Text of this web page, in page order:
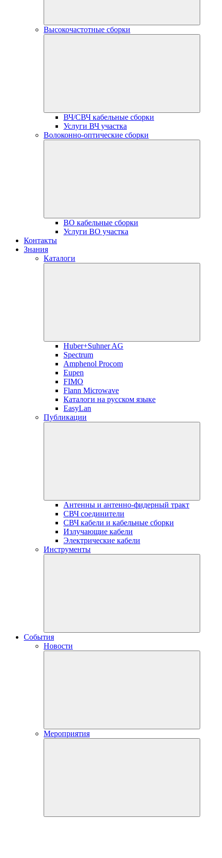
Высокочастотные сборки
ВЧ/СВЧ кабельные сборки
Услуги ВЧ участка
Волоконно-оптические сборки
ВО кабельные сборки
Услуги ВО участка
Контакты
Знания
Каталоги
Huber+Suhner AG
Spectrum
Amphenol Procom
Eupen
FIMO
Flann Microwave
Каталоги на русском языке
EasyLan
Публикации
Антенны и антенно-фидерный тракт
СВЧ соединители
СВЧ кабели и кабельные сборки
Излучающие кабели
Электрические кабели
Инструменты
События
Новости
Мероприятия